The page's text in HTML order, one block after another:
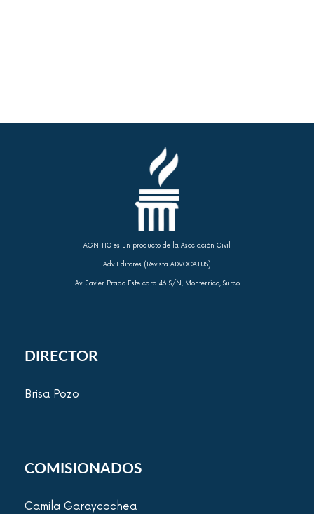
AGNITIO es un producto de la Asociación Civil
Adv Editores (Revista ADVOCATUS)
Av. Javier Prado Este cdra 46 S/N, Monterrico, Surco
DIRECTOR
Brisa Pozo
COMISIONADOS
Camila Garaycochea